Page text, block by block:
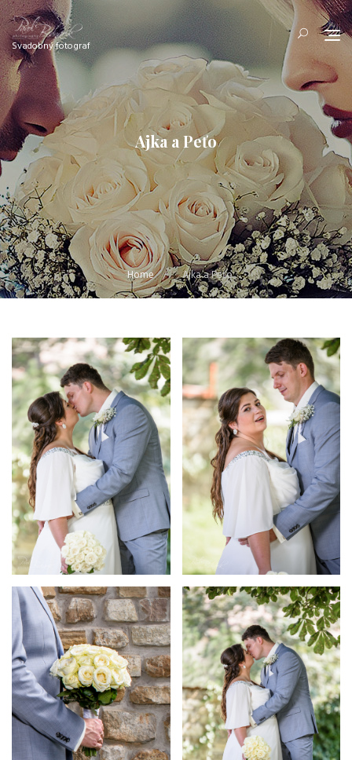
Skip
to
content
Svadobný fotograf
Ajka a Peťo
Home Ajka a Peťo